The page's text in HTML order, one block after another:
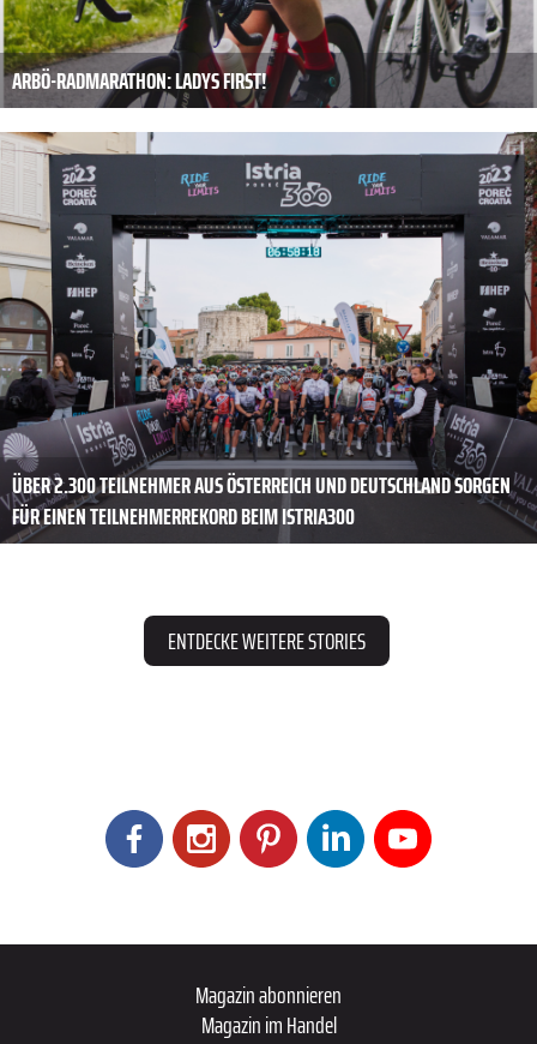
ARBÖ-RADMARATHON: LADYS FIRST!
ÜBER 2.300 TEILNEHMER AUS ÖSTERREICH UND DEUTSCHLAND SORGEN
FÜR EINEN TEILNEHMERREKORD BEIM ISTRIA300
ENTDECKE WEITERE STORIES
Magazin abonnieren
Magazin im Handel